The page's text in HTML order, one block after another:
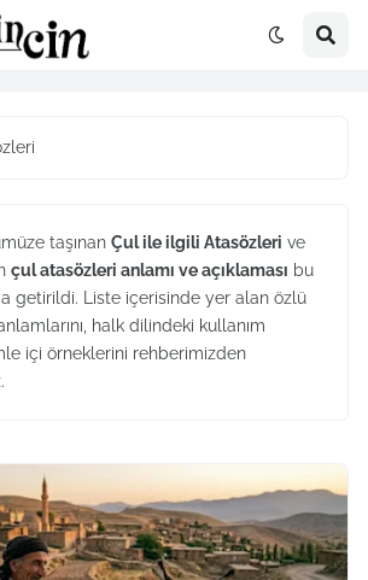
taşınan Çul ile ilgili Atasözleri ve
çul atasözleri anlamı ve açıklaması bu
getirildi. Liste içerisinde yer alan özlü
halk dilindeki kullanım
içi örneklerini rehberimizden